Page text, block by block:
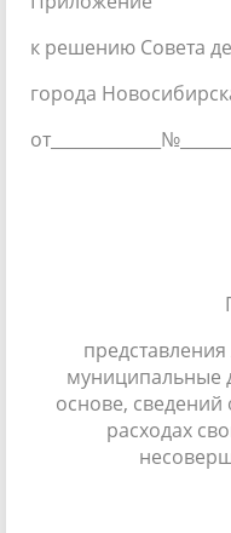
к решению Совета
города
муниципальные
основе, сведений
расходах